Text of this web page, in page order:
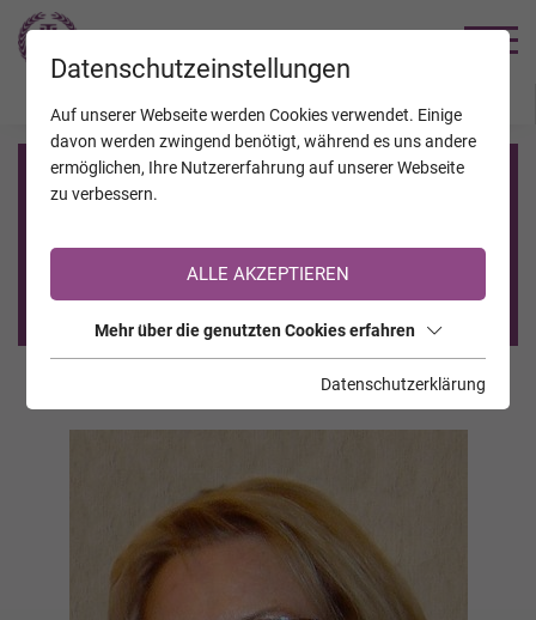
Registrierung auf TrauerHilfe.it
Sie sind noch nicht auf TrauerHilfe.it registriert?
>> zur kostenlosen Registrierung <<
Datenschutzeinstellungen
Auf unserer Webseite werden Cookies verwendet. Einige
davon werden zwingend benötigt, während es uns andere
ermöglichen, Ihre Nutzererfahrung auf unserer Webseite
zu verbessern.
ALLE AKZEPTIEREN
Mehr über die genutzten Cookies erfahren
Datenschutzerklärung
JAHRESTAGE KALENDER VERSTORBENE